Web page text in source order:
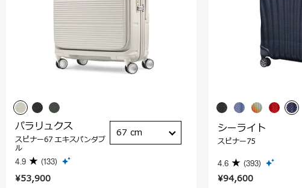
¥53,900
パラリュクス
スピナー67 エキスパンダブ
ル
4.9 (133)
67 cm
¥94,600
シーライト
スピナー75
4.6 (393)